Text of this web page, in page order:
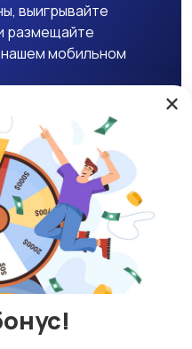
выигрывайте
размещайте
мобильном
×